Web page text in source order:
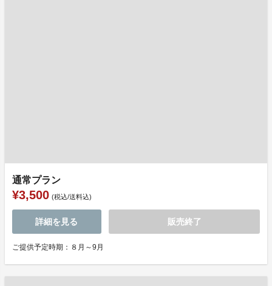
通常プラン
¥3,500 (税込/送料込)
詳細を見る 販売終了
ご提供予定時期：８月～9月